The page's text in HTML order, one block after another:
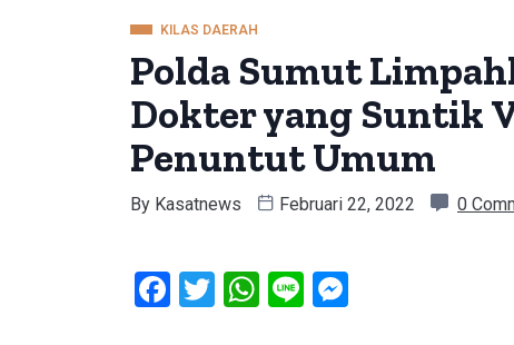
KILAS DAERAH
Polda Sumut
Dokter yang Suntik
Penuntut Umum
By Kasatnews Februari 22, 2022 0
Facebook
Twitter
WhatsApp
Line